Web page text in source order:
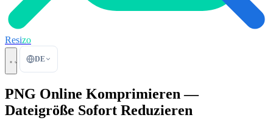
Resizo
DE
PNG Online Komprimieren —
Dateigröße Sofort Reduzieren